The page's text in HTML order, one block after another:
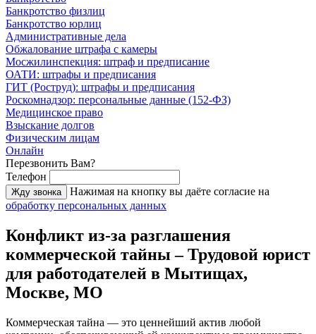
Банкротство физлиц
Банкротство юрлиц
Административные дела
Обжалование штрафа с камеры
Мосжилинспекция: штраф и предписание
ОАТИ: штрафы и предписания
ГИТ (Роструд): штрафы и предписания
Роскомнадзор: персональные данные (152-ФЗ)
Медицинское право
Взыскание долгов
Физическим лицам
Онлайн
Перезвонить Вам?
Телефон
Жду звонка
Нажимая на кнопку вы даёте согласие на
обработку персональных данных
Конфликт из-за разглашения
коммерческой тайны – Трудовой юрист
для работодателей в Мытищах,
Москве, МО
Коммерческая тайна — это ценнейший актив любой